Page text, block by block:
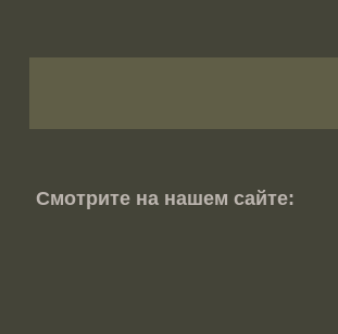
Смотрите на нашем сайте: